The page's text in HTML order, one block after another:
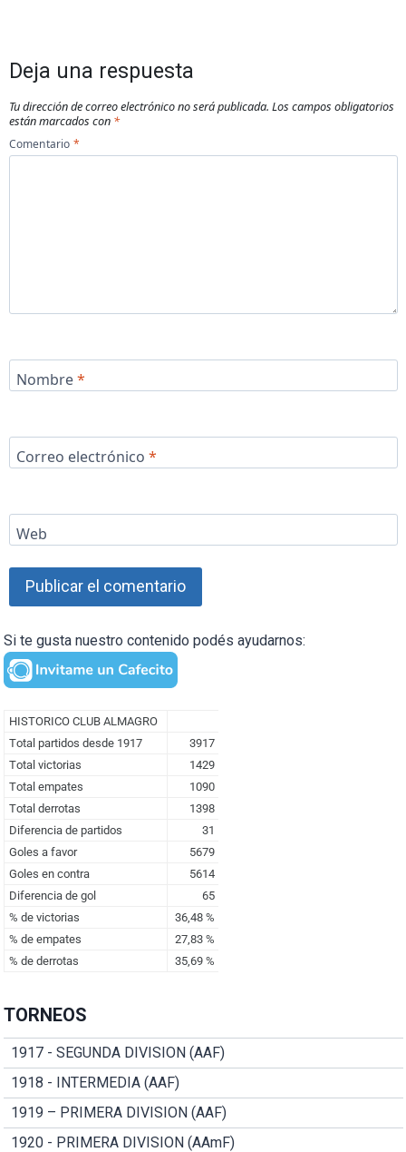
Deja una respuesta
Tu dirección de correo electrónico no será publicada. Los campos obligatorios
están marcados con *
Comentario *
Nombre*
Correo electrónico *
Web
Si te gusta nuestro contenido podés ayudarnos:
TORNEOS
1917 - SEGUNDA DIVISION (AAF)
1918 - INTERMEDIA (AAF)
1919 – PRIMERA DIVISION (AAF)
1920 - PRIMERA DIVISION (AAmF)